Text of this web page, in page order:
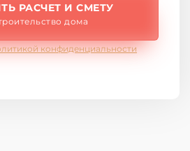
РАСЧЕТ И СМЕТУ
дома
конфиденциальности